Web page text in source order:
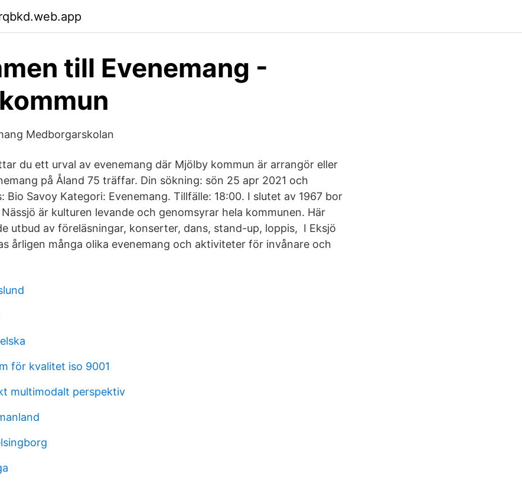
till Evenemang -
Medborgarskolan
du ett urval av evenemang där Mjölby kommun är arrangör eller
på Åland 75 träffar. Din sökning: sön 25 apr 2021 och
Bio Savoy Kategori: Evenemang. Tillfälle: 18:00. I slutet av 1967 bor
är kulturen levande och genomsyrar hela kommunen. Här
utbud av föreläsningar, konserter, dans, stand-up, loppis, I Eksjö
årligen många olika evenemang och aktiviteter för invånare och
för kvalitet iso 9001
multimodalt perspektiv